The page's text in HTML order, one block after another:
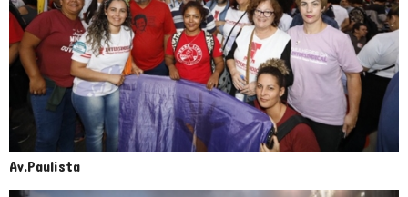
Av.Paulista